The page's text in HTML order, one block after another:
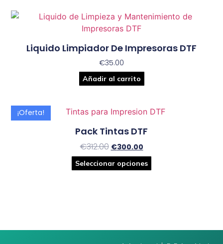
Liquido Limpiador De Impresoras DTF
€35.00
Añadir al carrito
¡Oferta!
Pack Tintas DTF
€312.00 €300.00
Seleccionar opciones